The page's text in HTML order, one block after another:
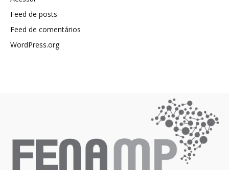
Feed de posts
Feed de comentários
WordPress.org